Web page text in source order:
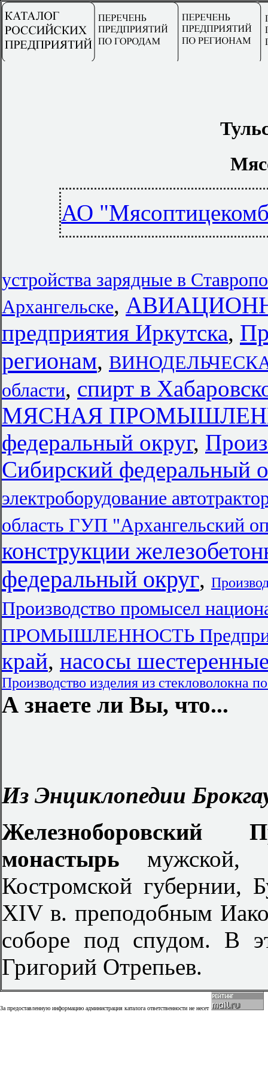
АО
устройства зарядные в
Архангельске,
предприятия Иркутска,
регионам,
области, спирт в
МЯСНАЯ
федеральный округ,
Сибирский федеральный
электроборудование
область ГУП "Архангельский
конструкции
федеральный округ,
Производство промысел
ПРОМЫШЛЕННОСТЬ
край, насосы
Производство изделия из стекловолокна
А знаете ли Вы, что...
Из Энциклопедии
Железноборовский
монастырь
Костромской губернии,
XIV в. преподобным
соборе под спудом. В
Григорий Отрепьев.
За предоставленную информацию администрация каталога ответственности не несет